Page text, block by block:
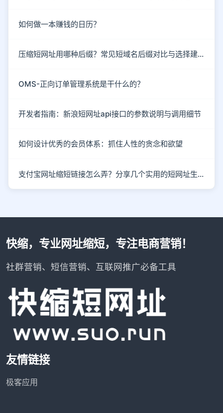
如何做一本赚钱的日历？
压缩短网址用哪种后缀？常见短域名后缀对比与选择建议
OMS-正向订单管理系统是干什么的？
开发者指南：新浪短网址api接口的参数说明与调用细节
如何设计优秀的会员体系：抓住人性的贪念和欲望
支付宝网址缩短链接怎么弄？分享几个实用的短网址生成技巧
快缩，专业网址缩短，专注电商营销！
社群营销、短信营销、互联网推广必备工具
友情链接
极客应用